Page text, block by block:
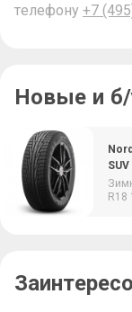
телефону +7
Новые и
SUV
R18